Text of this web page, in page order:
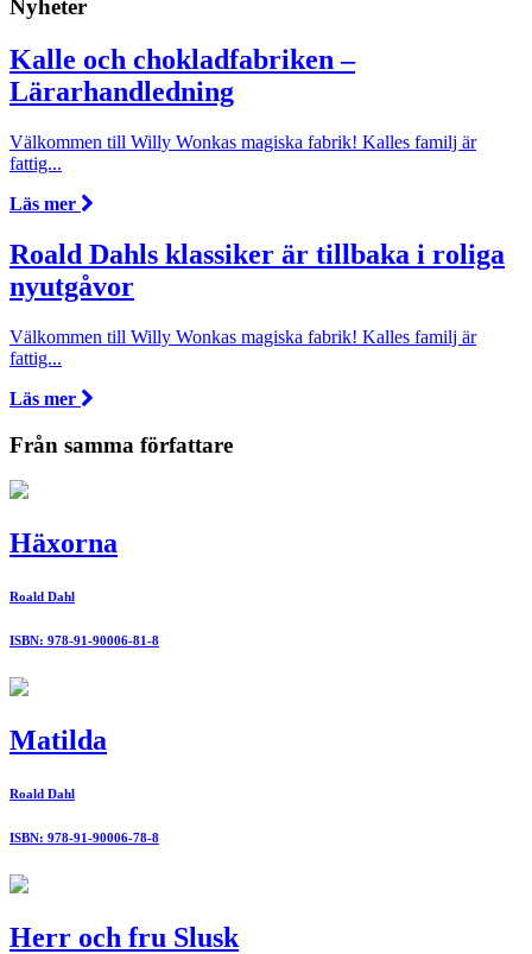
Nyheter
Kalle och chokladfabriken –
Lärarhandledning
Välkommen till Willy Wonkas magiska fabrik! Kalles familj är
fattig...
Läs mer
Roald Dahls klassiker är tillbaka i roliga
nyutgåvor
Välkommen till Willy Wonkas magiska fabrik! Kalles familj är
fattig...
Läs mer
Från samma författare
Häxorna
Roald Dahl
ISBN: 978-91-90006-81-8
Matilda
Roald Dahl
ISBN: 978-91-90006-78-8
Herr och fru Slusk